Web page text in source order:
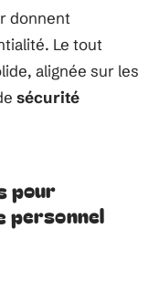
donnent
Le tout
alignée sur les
sécurité
pour
personnel